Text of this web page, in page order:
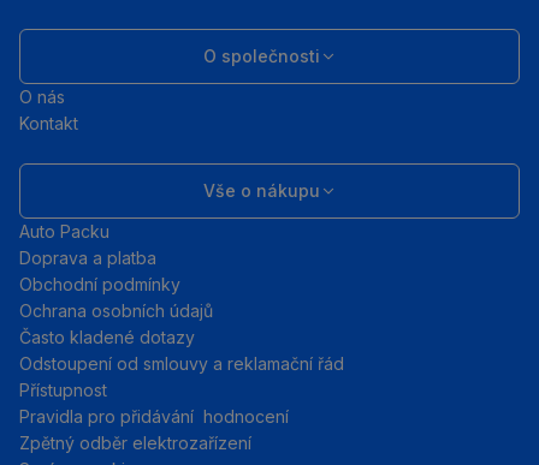
O společnosti
O nás
Kontakt
Vše o nákupu
Auto Packu
Doprava a platba
Obchodní podmínky
Ochrana osobních údajů
Často kladené dotazy
Odstoupení od smlouvy a reklamační řád
Přístupnost
Pravidla pro přidávání hodnocení
Zpětný odběr elektrozařízení